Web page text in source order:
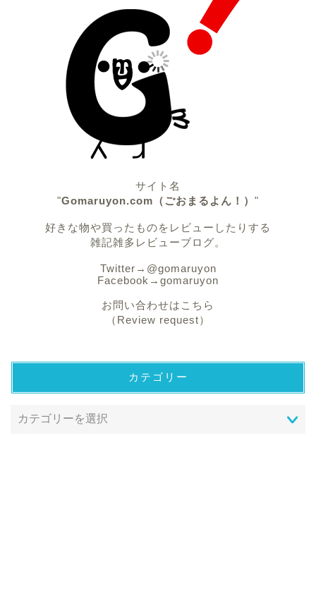
サイト名
"Gomaruyon.com（ごおまるよん！） "
好きな物や買ったものをレビューしたりする
雑記雑多レビューブログ。
Twitter→ @gomaruyon
Facebook→ gomaruyon
お問い合わせはこちら
（Review request）
カテゴリー